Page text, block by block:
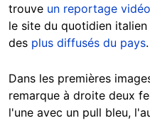
trouve un reportage vidéo
le site du quotidien
des plus diffusés du pays.
Dans les premières
remarque à droite deux
l'une avec un pull bleu,